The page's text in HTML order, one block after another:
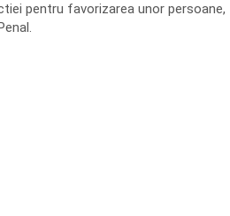
pentru favorizarea unor persoane,